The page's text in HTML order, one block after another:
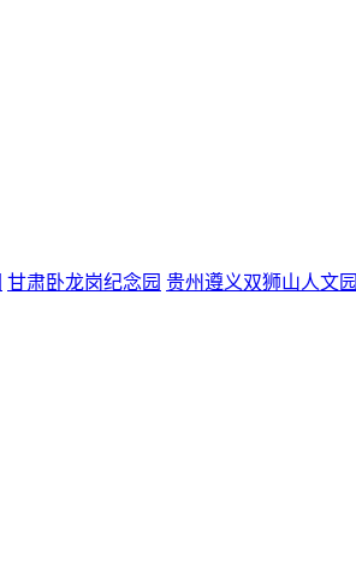
甘肃卧龙岗纪念园 贵州遵义双狮山人文园